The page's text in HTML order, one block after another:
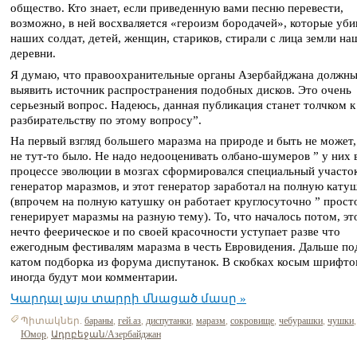
общество. Кто знает, если приведенную вами песню перевести,
возможно, в ней восхваляется «героизм бородачей», которые
наших солдат, детей, женщин, стариков, стирали с лица земли
деревни.
Я думаю, что правоохранительные органы Азербайджана должны
выявить источник распространения подобных дисков. Это очень
серьезный вопрос. Надеюсь, данная публикация станет толчком к
разбирательству по этому вопросу”.
На первый взгляд большего маразма на природе и быть не
не тут-то было. Не надо недооценивать олбано-шумеров ” у них
процессе эволюции в мозгах сформировался специальный
генератор маразмов, и этот генератор заработал на полную
(впрочем на полную катушку он работает круглосуточно ”
генерирует маразмы на разную тему). То, что началось потом,
нечто феерическое и по своей красочности уступает разве что
ежегодным фестивалям маразма в честь Евровидения. Дальше
катом подборка из форума диспутанок. В скобках косым
иногда будут мои комментарии.
Կարդալ այս տարրի մնացած մասը »
Պիտակներ. бараны гей.аз диспутанки маразм сокровище чебурашки чушки
Юмор Ադրբեջան/Азербайджан